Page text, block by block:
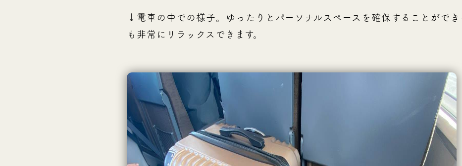
↓電車の中での様子。ゆったりとパーソナルスペースを確保することができ
も非常にリラックスできます。